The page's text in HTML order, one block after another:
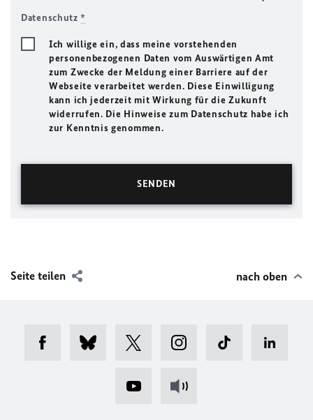
Datenschutz*
Ich willige ein, dass meine vorstehenden
personenbezogenen Daten vom Auswärtigen Amt
zum Zwecke der Meldung einer Barriere auf der
Webseite verarbeitet werden. Diese Einwilligung
kann ich jederzeit mit Wirkung für die Zukunft
widerrufen. Die Hinweise zum Datenschutz habe ich
zur Kenntnis genommen.
Seite teilen nach oben